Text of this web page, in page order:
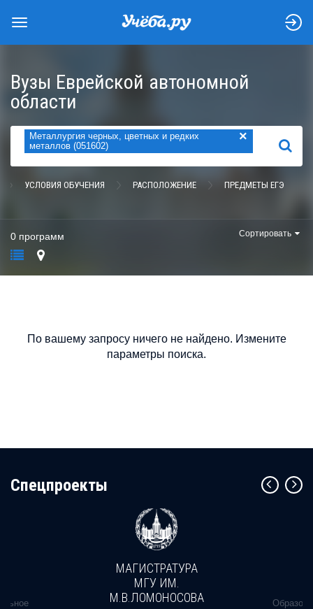
Вузы Еврейской автономной
области
Металлургия черных, цветных и редких
металлов (051602)
×
НАЙТИ
УСЛОВИЯ ОБУЧЕНИЯ РАСПОЛОЖЕНИЕ ПРЕДМЕТЫ ЕГЭ
0 программ Сортировать
По вашему запросу ничего не найдено. Измените
параметры поиска.
Cпецпроекты
МАГИСТРАТУРА
МГУ ИМ.
М.В.ЛОМОНОСОВА